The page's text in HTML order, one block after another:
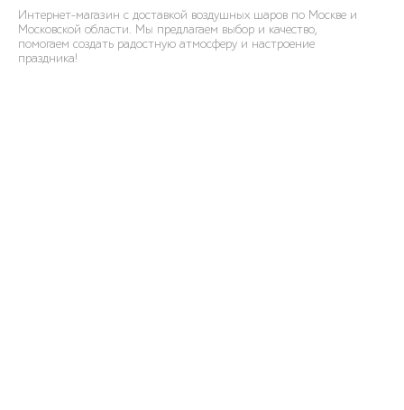
Интернет-магазин с доставкой воздушных шаров по Москве и
Московской области. Мы предлагаем выбор и качество,
помогаем создать радостную атмосферу и настроение
праздника!